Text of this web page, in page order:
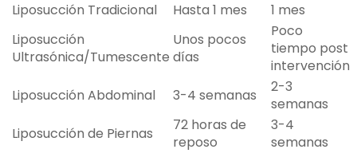
Liposucción Tradicional
Hasta 1 mes
1 mes
Liposucción
Ultrasónica/Tumescente
Unos pocos
días
Poco
tiempo post
intervención
Liposucción Abdominal
3-4 semanas
2-3
semanas
Liposucción de Piernas
72 horas de
reposo
3-4
semanas